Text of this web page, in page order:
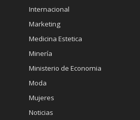
Internacional
Marketing
Medicina Estetica
Minería
Ministerio de Economia
Moda
Mujeres
Noticias